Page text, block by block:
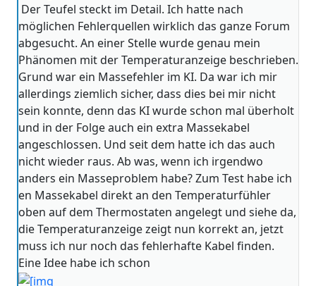
Der Teufel steckt im Detail. Ich hatte nach
möglichen Fehlerquellen wirklich das ganze Forum
abgesucht. An einer Stelle wurde genau mein
Phänomen mit der Temperaturanzeige beschrieben.
Grund war ein Massefehler im KI. Da war ich mir
allerdings ziemlich sicher, dass dies bei mir nicht
sein konnte, denn das KI wurde schon mal überholt
und in der Folge auch ein extra Massekabel
angeschlossen. Und seit dem hatte ich das auch
nicht wieder raus. Ab was, wenn ich irgendwo
anders ein Masseproblem habe? Zum Test habe ich
en Massekabel direkt an den Temperaturfühler
oben auf dem Thermostaten angelegt und siehe da,
die Temperaturanzeige zeigt nun korrekt an, jetzt
muss ich nur noch das fehlerhafte Kabel finden.
Eine Idee habe ich schon